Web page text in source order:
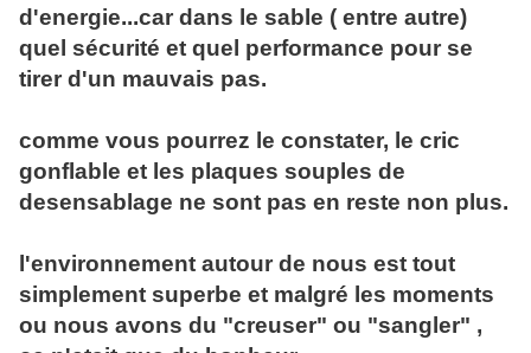
d'energie...car dans le sable ( entre autre)
quel sécurité et quel performance pour se
tirer d'un mauvais pas.
comme vous pourrez le constater, le cric
gonflable et les plaques souples de
desensablage ne sont pas en reste non plus.
l'environnement autour de nous est tout
simplement superbe et malgré les moments
ou nous avons du "creuser" ou "sangler" ,